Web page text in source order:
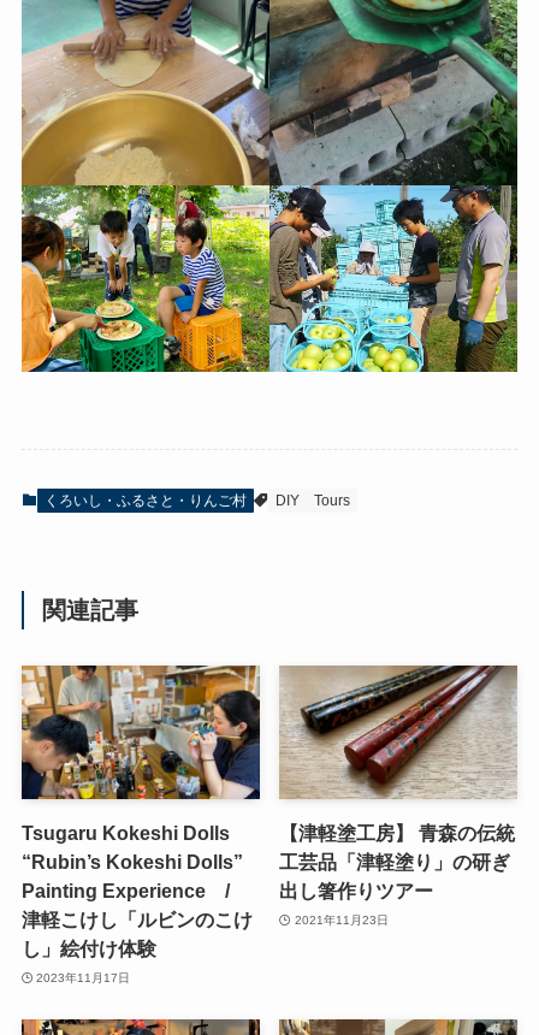
くろいし・ふるさと・りんご村 DIY Tours
関連記事
Tsugaru Kokeshi Dolls
“Rubin’s Kokeshi Dolls”
Painting Experience /
津軽こけし「ルビンのこけ
し」絵付け体験
2023年11月17日
【津軽塗工房】 青森の伝統
工芸品「津軽塗り」の研ぎ
出し箸作りツアー
2021年11月23日